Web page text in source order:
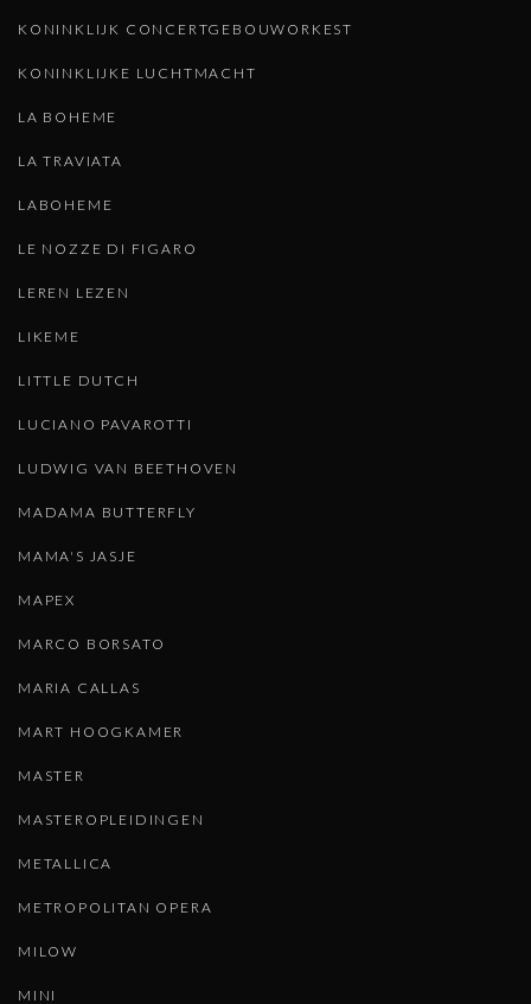
KONINKLIJK CONCERTGEBOUWORKEST
KONINKLIJKE LUCHTMACHT
LA BOHEME
LA TRAVIATA
LABOHEME
LE NOZZE DI FIGARO
LEREN LEZEN
LIKEME
LITTLE DUTCH
LUCIANO PAVAROTTI
LUDWIG VAN BEETHOVEN
MADAMA BUTTERFLY
MAMA'S JASJE
MAPEX
MARCO BORSATO
MARIA CALLAS
MART HOOGKAMER
MASTER
MASTEROPLEIDINGEN
METALLICA
METROPOLITAN OPERA
MILOW
MINI